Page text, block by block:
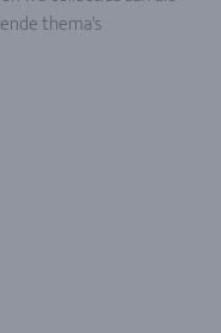
thema's